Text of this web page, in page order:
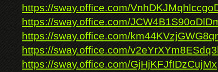
https://sway.office.com/
https://sway.office.com/
https://sway.office.com/
https://sway.office.com/
https://sway.office.com/GjHjKFJfIDzCujMx